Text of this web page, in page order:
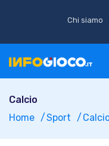
Chi siamo
Calcio
Home
Sport